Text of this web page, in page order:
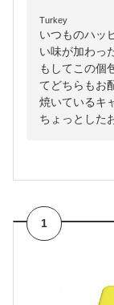
Turkey
いつものハッ
い味が加わっ
もしてこの個
てどちらもお
焼いているキ
ちょっとした
1